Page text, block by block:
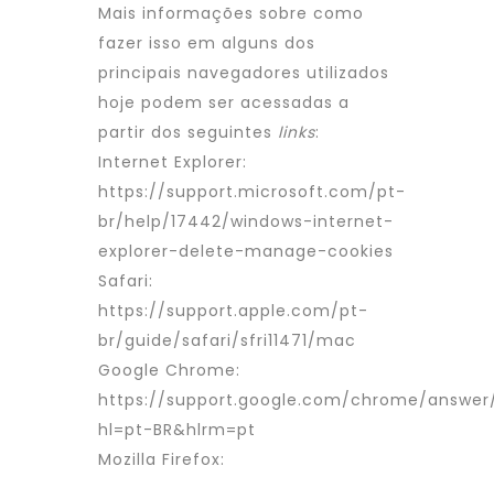
Mais informações sobre como
fazer isso em alguns dos
principais navegadores utilizados
hoje podem ser acessadas a
partir dos seguintes links:
Internet Explorer:
https://support.microsoft.com/pt-
br/help/17442/windows-internet-
explorer-delete-manage-cookies
Safari:
https://support.apple.com/pt-
br/guide/safari/sfri11471/mac
Google Chrome:
https://support.google.com/chrome/
hl=pt-BR&hlrm=pt
Mozilla Firefox: